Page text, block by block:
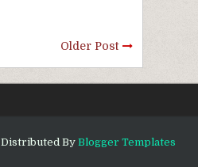
Older Post
Distributed By Blogger Templates